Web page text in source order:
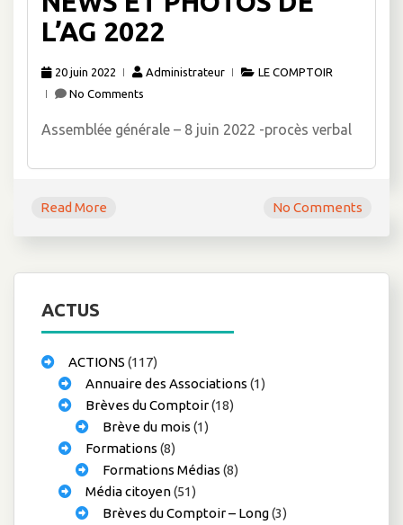
L’AG 2022
20 juin 2022 Administrateur
LE COMPTOIR
No Comments
Assemblée générale – 8 juin 2022 -procès verbal
Read More No Comments
ACTUS
ACTIONS (117)
Annuaire des Associations (1)
Brèves du Comptoir(18)
Brève du mois (1)
Formations (8)
Formations Médias (8)
Média citoyen(51)
Brèves du Comptoir – Long(3)